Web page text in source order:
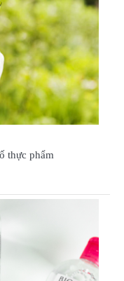
thực phẩm